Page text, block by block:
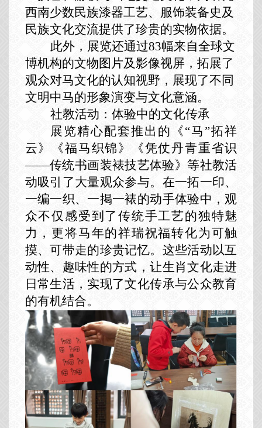
西南少数民族漆器工艺、服饰装备史及
民族文化交流提供了珍贵的实物依据。
此外，展览还通过83幅来自全球文
博机构的文物图片及影像视屏，拓展了
观众对马文化的认知视野，展现了不同
文明中马的形象演变与文化意涵。
社教活动：体验中的文化传承
展览精心配套推出的《“马”拓祥
云》《福马织锦》
《凭仗丹青重省识
——传统书画装裱技艺体验》等社教活
动吸引了大量观众参与。在一拓一印、
一编一织、一掲一裱的动手体验中，观
众不仅感受到了传统手工艺的独特魅
力，更将马年的祥瑞祝福转化为可触
摸、可带走的珍贵记忆。这些活动以互
动性、趣味性的方式，让生肖文化走进
日常生活，实现了文化传承与公众教育
的有机结合。